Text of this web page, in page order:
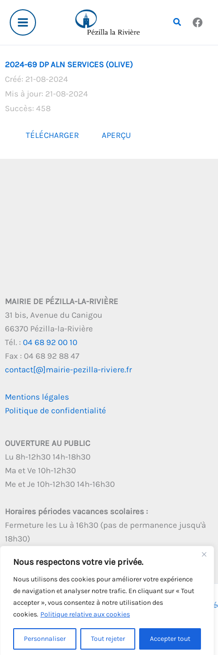
Nous respectons votre vie privée.
Nous utilisons des cookies pour améliorer votre expérience
de navigation et analyser notre trafic. En cliquant sur « Tout
accepter », vous consentez à notre utilisation des
cookies. Politique relative aux cookies
Personnaliser Tout rejeter Accepter tout
contenu
Rechercher
2024-69 DP ALN SERVICES (OLIVE)
Créé: 21-08-2024
Mis à jour: 21-08-2024
Succès: 458
TÉLÉCHARGER APERÇU
MAIRIE DE PÉZILLA-LA-RIVIÈRE
31 bis, Avenue du Canigou
66370 Pézilla-la-Rivière
Tél. : 04 68 92 00 10
Fax : 04 68 92 88 47
contact[@]mairie-pezilla-riviere.fr
Mentions légales
Politique de confidentialité
OUVERTURE AU PUBLIC
Lu 8h-12h30 14h-18h30
Ma et Ve 10h-12h30
Me et Je 10h-12h30 14h-16h30
Horaires périodes vacances scolaires :
Fermeture les Lu à 16h30 (pas de permanence jusqu'à
18h30)
Copyright © 2026 - Tous droits réservés - | Webmaster
Solution